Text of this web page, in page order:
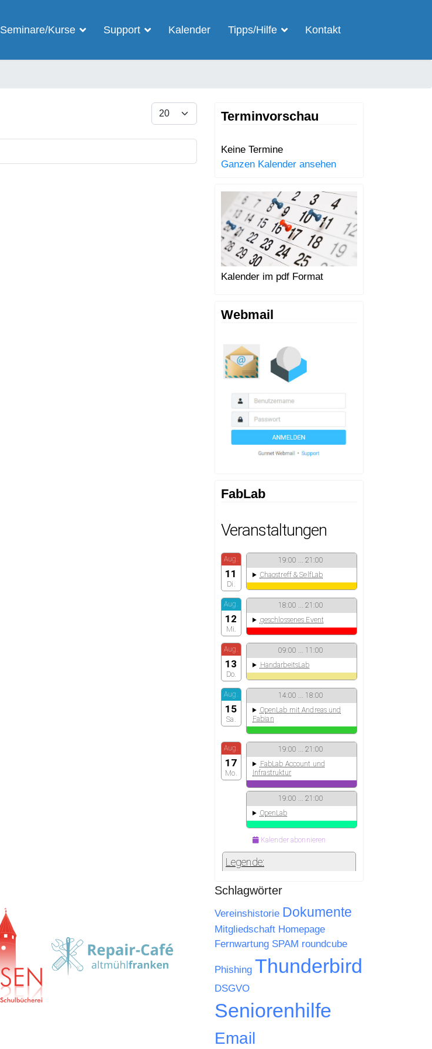
Seminare/Kurse Support Kalender Tipps/Hilfe Kontakt
Anzeige # Terminvorschau
Keine Termine
Ganzen Kalender ansehen
Kalender im pdf Format
Webmail
FabLab
Schlagwörter
Vereinshistorie Dokumente
Mitgliedschaft Homepage
Fernwartung SPAM roundcube
Phishing Thunderbird
DSGVO
Seniorenhilfe
Email